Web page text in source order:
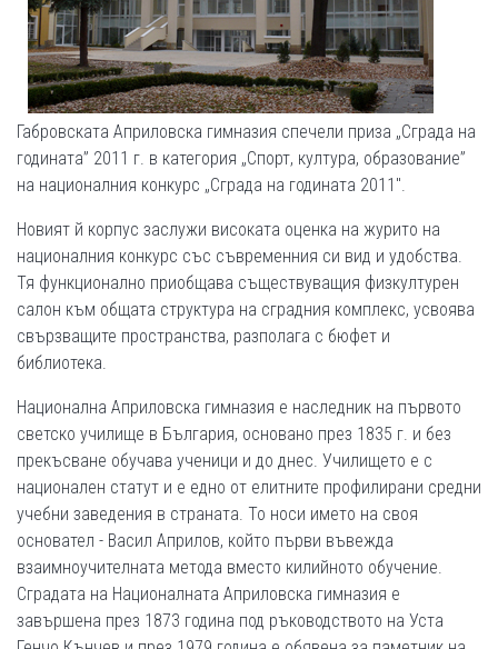
Габровската Априловска гимназия спечели приза „Сграда на
годината” 2011 г. в категория „Спорт, култура, образование”
на националния конкурс „Сграда на годината 2011".
Новият й корпус заслужи високата оценка на журито на
националния конкурс със съвременния си вид и удобства.
Тя функционално приобщава съществуващия физкултурен
салон към общата структура на сградния комплекс, усвоява
свързващите пространства, разполага с бюфет и
библиотека.
Национална Априловска гимназия е наследник на първото
светско училище в България, основано през 1835 г. и без
прекъсване обучава ученици и до днес. Училището е с
национален статут и е едно от елитните профилирани средни
учебни заведения в страната. То носи името на своя
основател - Васил Априлов, който първи въвежда
взаимноучителната метода вместо килийното обучение.
Сградата на Националната Априловска гимназия е
завършена през 1873 година под ръководството на Уста